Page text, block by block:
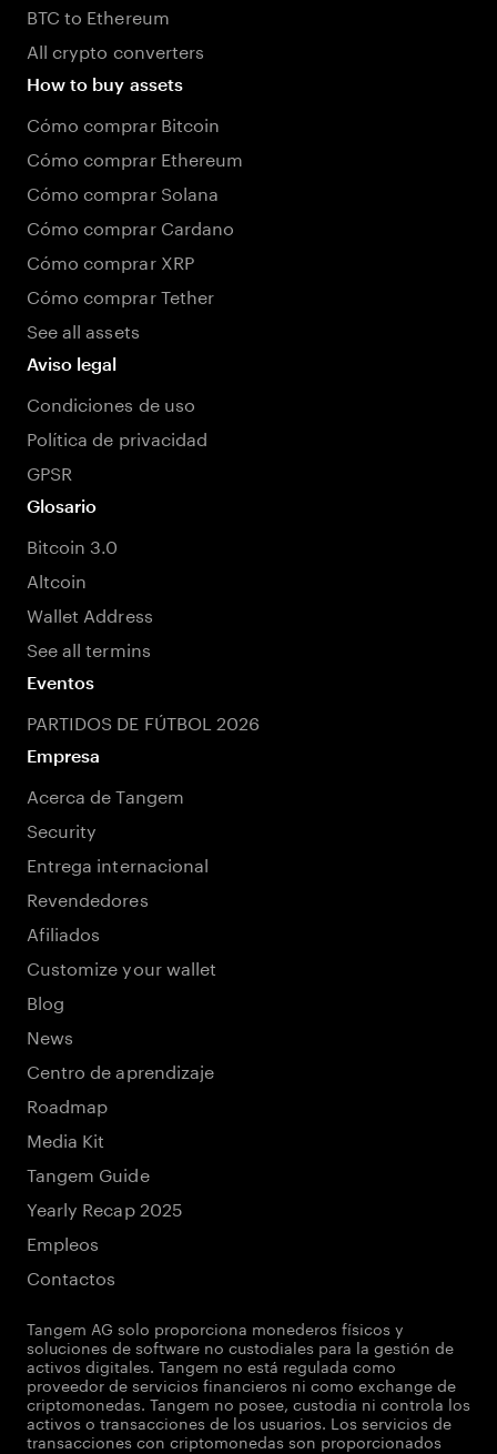
BTC to Ethereum
All crypto converters
How to buy assets
Cómo comprar Bitcoin
Cómo comprar Ethereum
Cómo comprar Solana
Cómo comprar Cardano
Cómo comprar XRP
Cómo comprar Tether
See all assets
Aviso legal
Condiciones de uso
Política de privacidad
GPSR
Glosario
Bitcoin 3.0
Altcoin
Wallet Address
See all termins
Eventos
PARTIDOS DE FÚTBOL 2026
Empresa
Acerca de Tangem
Security
Entrega internacional
Revendedores
Afiliados
Customize your wallet
Blog
News
Centro de aprendizaje
Roadmap
Media Kit
Tangem Guide
Yearly Recap 2025
Empleos
Contactos
Tangem AG solo proporciona monederos físicos y
soluciones de software no custodiales para la gestión de
activos digitales. Tangem no está regulada como
proveedor de servicios financieros ni como exchange de
criptomonedas. Tangem no posee, custodia ni controla los
activos o transacciones de los usuarios. Los servicios de
transacciones con criptomonedas son proporcionados